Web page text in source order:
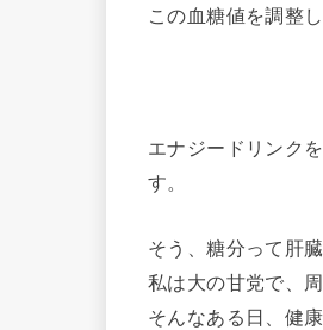
この血糖値を調整
エナジードリンク
す。
そう、糖分って肝
私は大の甘党で、
そんなある日、健